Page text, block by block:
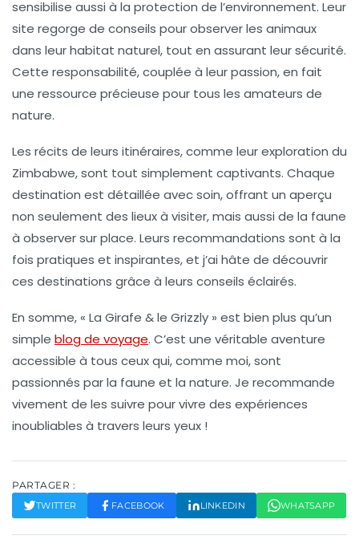
sensibilise aussi à la protection de l’environnement. Leur
site regorge de conseils pour observer les animaux
dans leur habitat naturel, tout en assurant leur sécurité.
Cette responsabilité, couplée à leur passion, en fait
une ressource précieuse pour tous les amateurs de
nature.
Les récits de leurs itinéraires, comme leur exploration du
Zimbabwe, sont tout simplement captivants. Chaque
destination est détaillée avec soin, offrant un aperçu
non seulement des lieux à visiter, mais aussi de la faune
à observer sur place. Leurs recommandations sont à la
fois pratiques et inspirantes, et j’ai hâte de découvrir
ces destinations grâce à leurs conseils éclairés.
En somme, « La Girafe & le Grizzly » est bien plus qu’un
simple blog de voyage. C’est une véritable aventure
accessible à tous ceux qui, comme moi, sont
passionnés par la faune et la nature. Je recommande
vivement de les suivre pour vivre des expériences
inoubliables à travers leurs yeux !
PARTAGER :
TWITTER FACEBOOK LINKEDIN WHATSAPP